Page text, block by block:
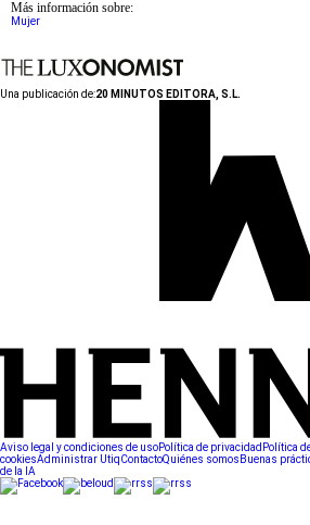
Más información sobre:
Mujer
Una publicación de:20 MINUTOS EDITORA, S.L.
Aviso legal y condiciones de usoPolítica de privacidad Política
cookiesAdministrar UtiqContactoQuiénes somos Buenas
de la IA